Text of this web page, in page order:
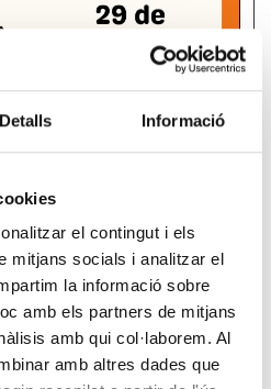
Detalls Informació
el contingut i els
mitjans socials i analitzar el
la informació sobre
amb els partners de mitjans
amb qui col·laborem. Al
amb altres dades que